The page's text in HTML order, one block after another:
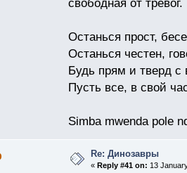
свободная от
Останься прост,
Останься честен,
Будь прям и тверд с
Пусть все, в свой
Simba mwenda pole
Re: Динозавры
« Reply #41 on: 13